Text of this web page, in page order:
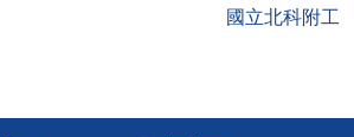
國立北科附工